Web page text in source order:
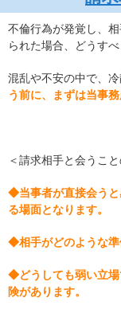
不倫行為が発覚し、
られた場合、どうす
混乱や不安の中で、
う前に、まずは当事
＜請求相手と会うこ
◆当事者が直接会うと
る場面となります。
◆相手がどのような準
◆どうしても弱い立場
険があります。